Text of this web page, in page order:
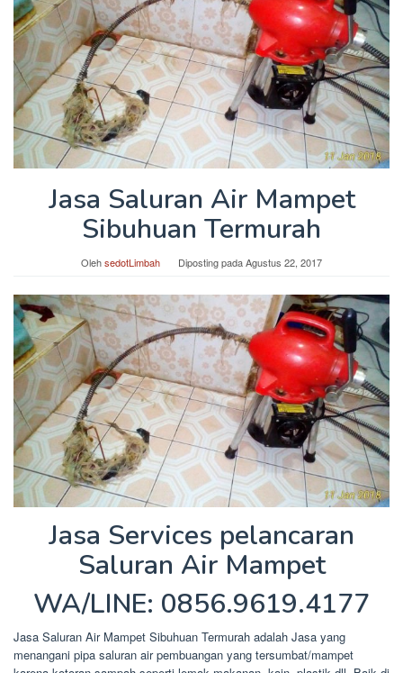
Jasa Saluran Air Mampet
Sibuhuan Termurah
OlehsedotLimbah Diposting padaAgustus 22, 2017
Jasa Services pelancaran
Saluran Air Mampet
WA/LINE: 0856.9619.4177
Jasa Saluran Air Mampet Sibuhuan Termurah adalah Jasa yang
menangani pipa saluran air pembuangan yang tersumbat/mampet